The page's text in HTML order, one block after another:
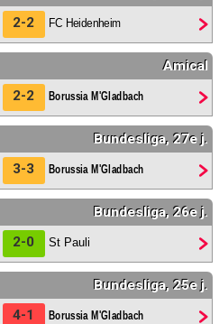
2-2 FC Heidenheim
Amical
2-2 Borussia M'Gladbach
Bundesliga, 27e j.
3-3 Borussia M'Gladbach
Bundesliga, 26e j.
2-0 St Pauli
Bundesliga, 25e j.
4-1 Borussia M'Gladbach